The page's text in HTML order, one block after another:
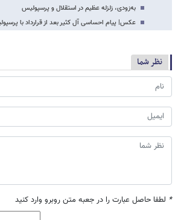
به‌زودی، زلزله عظیم در استقلال و پرسپولیس
عکس| پیام احساسی آل کثیر بعد از قرارداد با
نظر شما
* لطفا حاصل عبارت را در جعبه متن روبرو وارد کنید